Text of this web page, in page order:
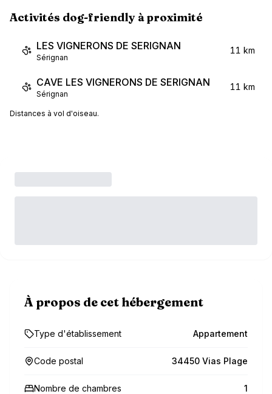
Activités dog-friendly à proximité
LES VIGNERONS DE SERIGNAN
Sérignan
11 km
CAVE LES VIGNERONS DE SERIGNAN
Sérignan
11 km
Distances à vol d'oiseau.
À propos de cet hébergement
Type d'établissement Appartement
Code postal 34450 Vias Plage
Nombre de chambres 1